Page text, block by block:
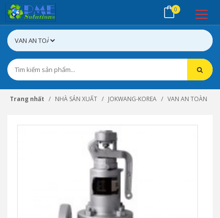
0
Trang nhất NHÀ SẢN XUẤT JOKWANG-KOREA VAN AN TOÀN